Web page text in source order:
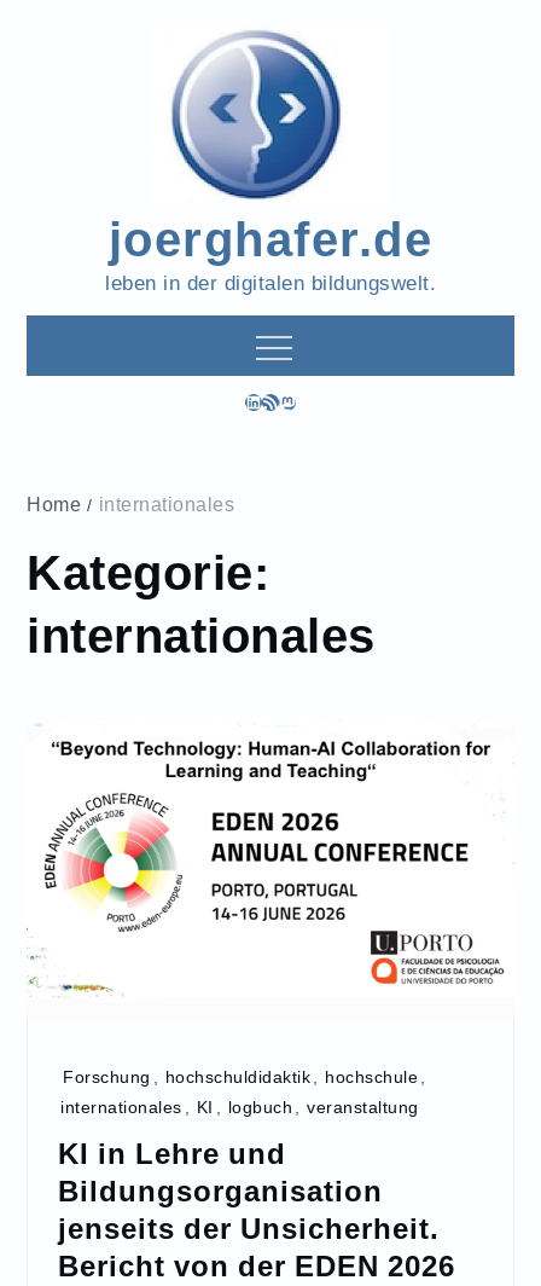
joerghafer.de
leben in der digitalen bildungswelt.
LinkedIn
RSS-FeedMastodon
Home internationales
Kategorie:
internationales
Forschung hochschuldidaktik hochschule
internationales
KI logbuch veranstaltung
KI in Lehre und
Bildungsorganisation
jenseits der Unsicherheit.
Bericht von der EDEN 2026